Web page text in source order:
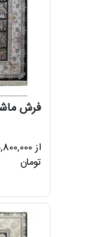
تومان